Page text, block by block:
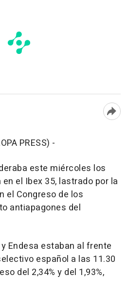
PRESS) -
este miércoles los
el Ibex 35, lastrado por la
el Congreso de los
antiapagones del
Endesa estaban al frente
español a las 11.30
del 2,34% y del 1,93%,